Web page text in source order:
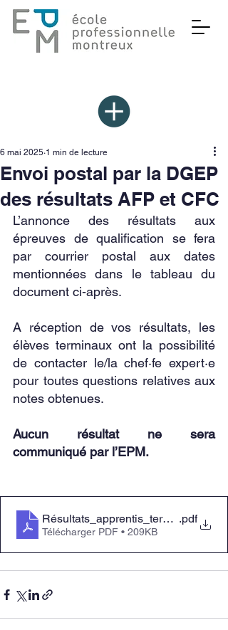
Envoi postal par la DGEP
des résultats AFP et CFC
6 mai 2025 1 min de lecture
L’annonce des résultats aux
épreuves de qualification se fera
par courrier postal aux dates
mentionnées dans le tableau du
document ci-après.
A réception de vos résultats, les
élèves terminaux ont la possibilité
de contacter le/la chef·fe expert·e
pour toutes questions relatives aux
notes obtenues.
Aucun résultat ne sera
communiqué par l’EPM.
Résultats_apprentis_terminaux2025
.pdf
Télécharger PDF • 209KB